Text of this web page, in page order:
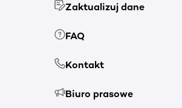
Zaktualizuj dane
FAQ
Kontakt
Biuro prasowe